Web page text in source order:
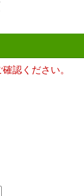
確認ください。